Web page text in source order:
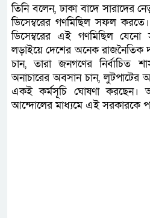
তিনি বলেন, ঢাকা বাদে
ডিসেম্বরের গণমিছিল সফল
ডিসেম্বরের এই গণমিছিল
লড়াইয়ে দেশের অনেক রাজনৈতিক
চান, তারা জনগণের নির্বাচিত
অনাচারের অবসান চান, লুটপাটের
একই কর্মসূচি ঘোষণা করছেন।
আন্দোলের মাধ্যমে এই সরকারকে